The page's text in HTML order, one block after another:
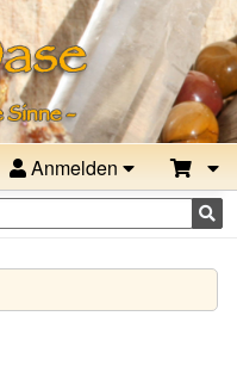
Anmelden